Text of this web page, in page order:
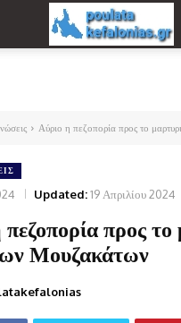
Αύριο η πεζοπορία προς το
Updated:19 Απριλίου 2024
προς το
Μουζακάτων